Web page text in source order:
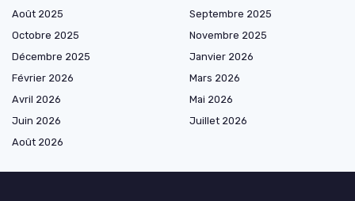
Août 2025
Septembre 2025
Octobre 2025
Novembre 2025
Décembre 2025
Janvier 2026
Février 2026
Mars 2026
Avril 2026
Mai 2026
Juin 2026
Juillet 2026
Août 2026